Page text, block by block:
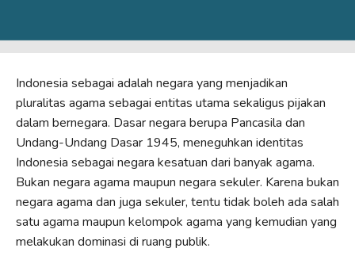
Indonesia sebagai adalah negara yang menjadikan
pluralitas agama sebagai entitas utama sekaligus pijakan
dalam bernegara. Dasar negara berupa Pancasila dan
Undang-Undang Dasar 1945, meneguhkan identitas
Indonesia sebagai negara kesatuan dari banyak agama.
Bukan negara agama maupun negara sekuler. Karena bukan
negara agama dan juga sekuler, tentu tidak boleh ada salah
satu agama maupun kelompok agama yang kemudian yang
melakukan dominasi di ruang publik.